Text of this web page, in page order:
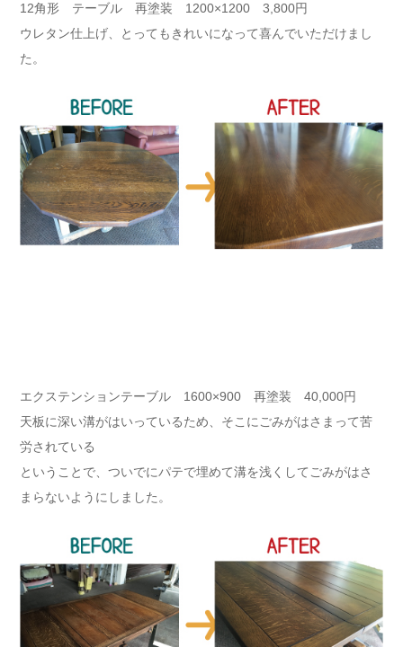
12角形 テーブル 再塗装 1200×1200 3,800円
ウレタン仕上げ、とってもきれいになって喜んでいただけまし
た。
エクステンションテーブル 1600×900 再塗装 40,000円
天板に深い溝がはいっているため、そこにごみがはさまって苦
労されている
ということで、ついでにパテで埋めて溝を浅くしてごみがはさ
まらないようにしました。